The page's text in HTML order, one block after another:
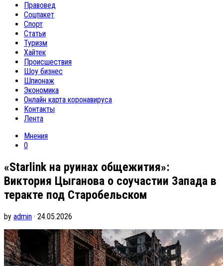
Правовед
Соцпакет
Спорт
Статьи
Туризм
Хайтек
Происшествия
Шоу бизнес
Шпионаж
Экономика
Онлайн карта коронавируса
Контакты
Лента
Мнения
0
«Starlink на руинах общежития»:
Виктория Цыганова о соучастии Запада в
теракте под Старобельском
by admin · 24.05.2026